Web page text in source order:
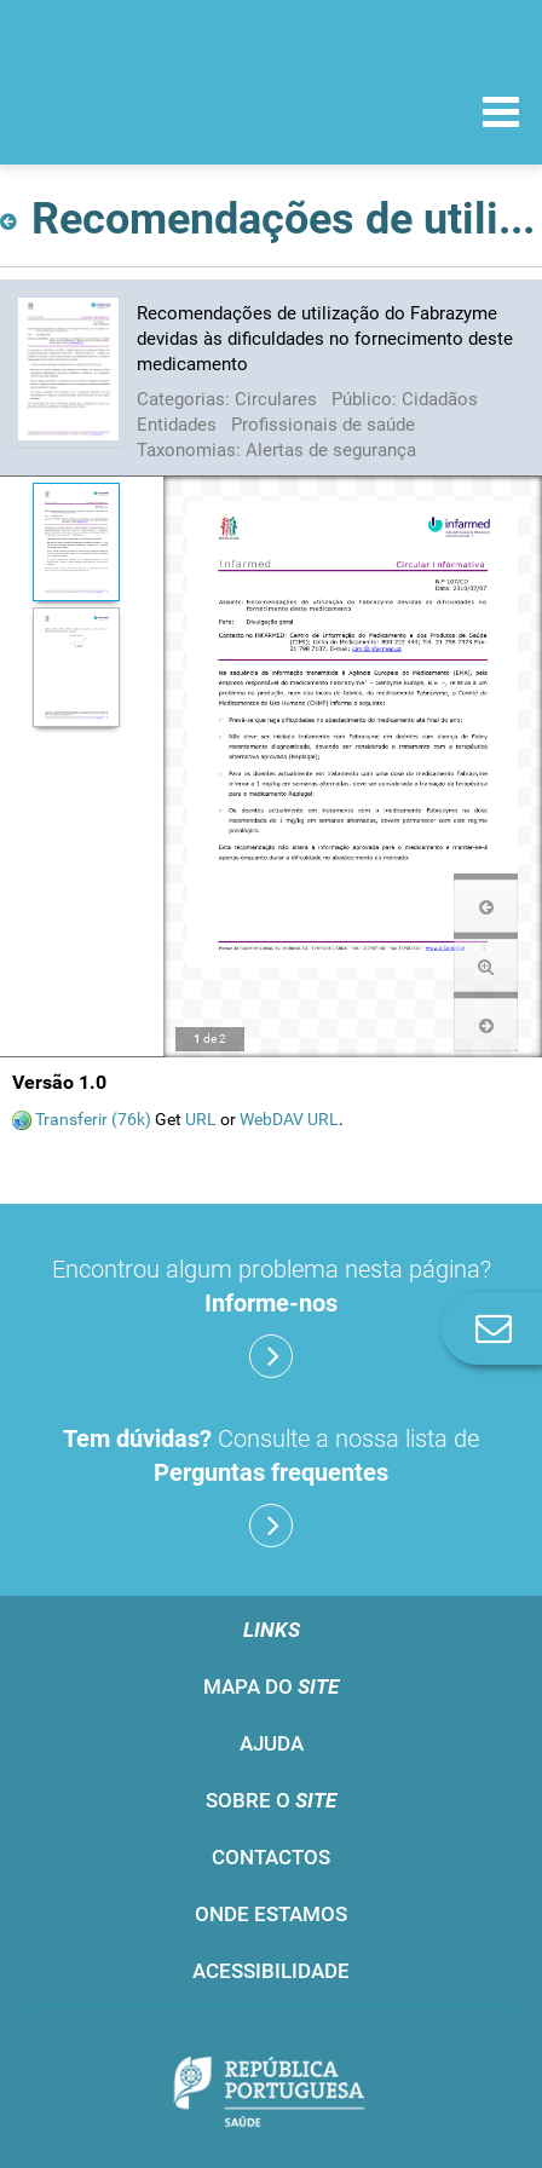
Recomendações de utilização do Fabrazyme devidas às dificuldades no fornecimento deste medicamento
Recomendações de utilização do Fabrazyme
devidas às dificuldades no fornecimento deste
medicamento
Categorias: Circulares Público: Cidadãos
Entidades
Profissionais de saúde
Taxonomias: Alertas de segurança
1 de2
Versão 1.0
Transferir (76k) Get URL orWebDAV URL .
Encontrou algum problema nesta página?
Informe-nos
Tem dúvidas? Consulte a nossa lista de
Perguntas frequentes
LINKS
MAPA DO SITE
AJUDA
SOBRE O SITE
CONTACTOS
ONDE ESTAMOS
ACESSIBILIDADE